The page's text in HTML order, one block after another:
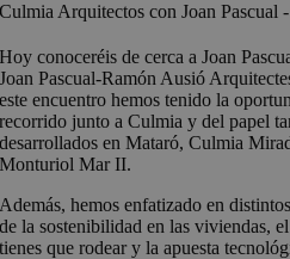
Culmia Arquitectos con Joan Pascual
Hoy conoceréis de cerca a Joan
Joan Pascual-Ramón Ausió
este encuentro hemos tenido la
recorrido junto a Culmia y del papel
desarrollados en Mataró, Culmia
Monturiol Mar II.
Además, hemos enfatizado en
de la sostenibilidad en las viviendas,
tienes que rodear y la apuesta